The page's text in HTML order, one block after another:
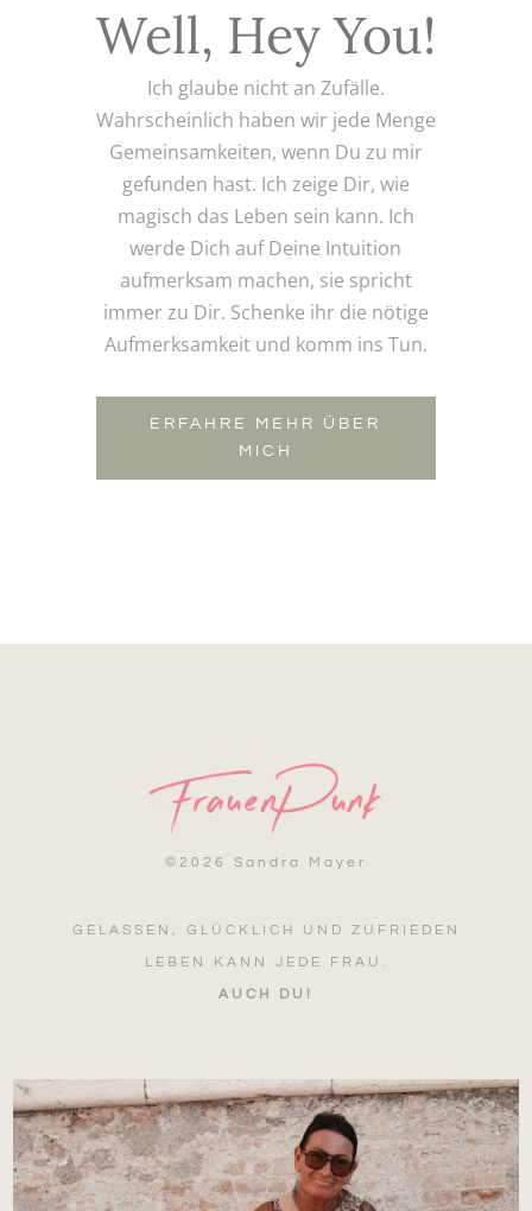
Well, Hey You!
Ich glaube nicht an Zufälle.
Wahrscheinlich haben wir jede Menge
Gemeinsamkeiten, wenn Du zu mir
gefunden hast. Ich zeige Dir, wie
magisch das Leben sein kann. Ich
werde Dich auf Deine Intuition
aufmerksam machen, sie spricht
immer zu Dir. Schenke ihr die nötige
Aufmerksamkeit und komm ins Tun.
ERFAHRE MEHR ÜBER
MICH
© 2026 Sandra Mayer
GELASSEN, GLÜCKLICH UND ZUFRIEDEN
LEBEN KANN JEDE FRAU.
AUCH DU!